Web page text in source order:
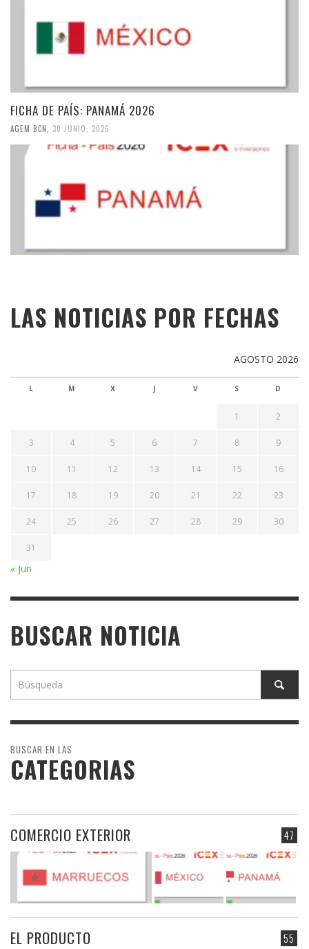
FICHA DE PAÍS: PANAMÁ 2026
AGEM BCN 30 JUNIO, 2026
LAS NOTICIAS POR FECHAS
AGOSTO 2026
L M X J V S D
1 2
3 4 5 6 7 8 9
10 11 12 13 14 15 16
17 18 19 20 21 22 23
24 25 26 27 28 29 30
31
« Jun
BUSCAR NOTICIA
BUSCAR EN LAS
CATEGORIAS
47
COMERCIO EXTERIOR
55
EL PRODUCTO